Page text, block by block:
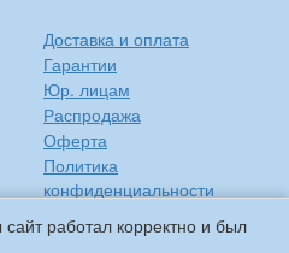
работал корректно и был
Доставка и оплата
Гарантии
Юр. лицам
Распродажа
Оферта
Политика
конфиденциальности
Контакты
О компании